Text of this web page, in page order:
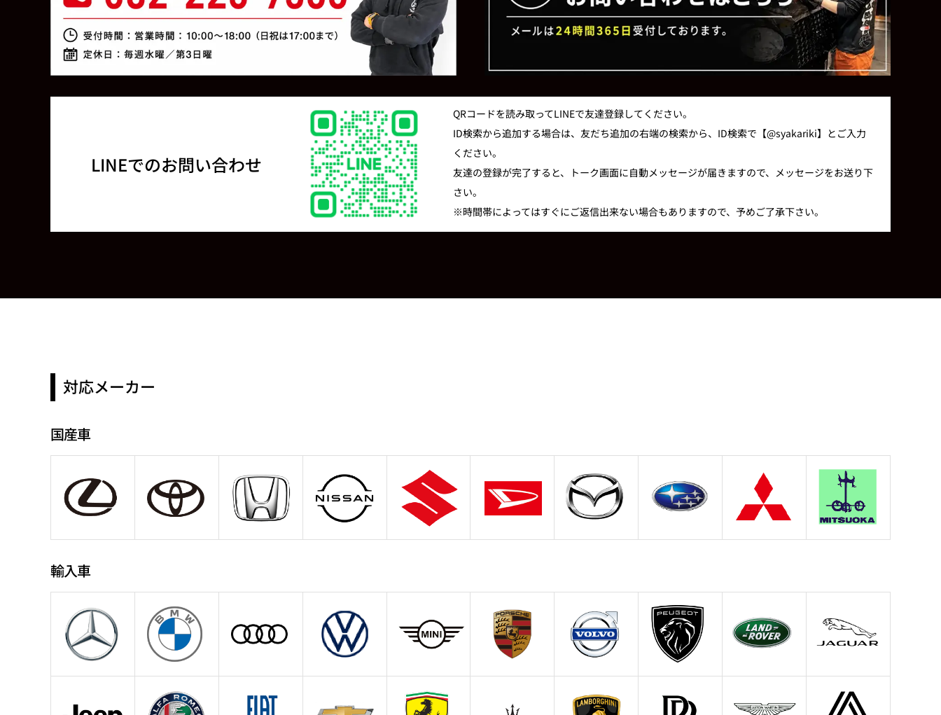
LINEでのお問い合わせ
QRコードを読み取ってLINEで友達登録してください。
ID検索から追加する場合は、友だち追加の右端の検索から、ID検索で【@syakariki】とご入力
ください。
友達の登録が完了すると、トーク画面に自動メッセージが届きますので、メッセージをお送り下
さい。
※時間帯によってはすぐにご返信出来ない場合もありますので、予めご了承下さい。
対応メーカー
国産車
輸入車